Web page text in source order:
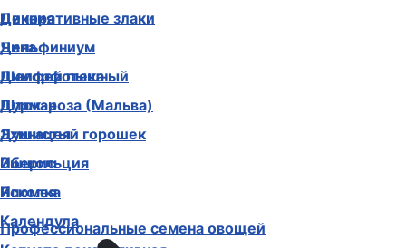
Декоративные злаки
Дельфиниум
Диморфотека
Дурман
Душистый горошек
Иберис
Ипомея
Календула
Цинния
Чина
Шалфей пышный
Шток-роза (Мальва)
Эхинацея
Эшшольция
Ясколка
Профессиональные семена овощей